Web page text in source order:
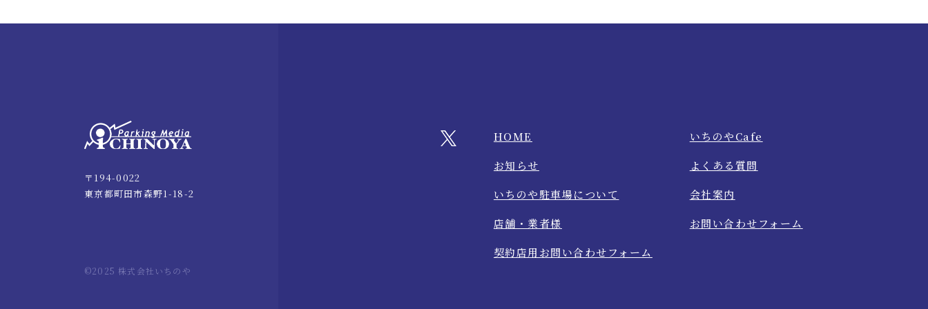
〒194-0022
東京都町田市森野1-18-2
©2025 株式会社いちのや
HOME
お知らせ
いちのや駐車場について
店舗・業者様
契約店用お問い合わせフォーム
いちのやCafe
よくある質問
会社案内
お問い合わせフォーム